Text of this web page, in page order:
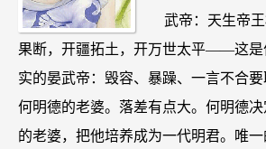
武帝：天生帝
果断，开疆拓土，开万世太平——这是
实的晏武帝：毁容、暴躁、一言不合
何明德的老婆。落差有点大。何明德
的老婆，把他培养成为一代明君。唯